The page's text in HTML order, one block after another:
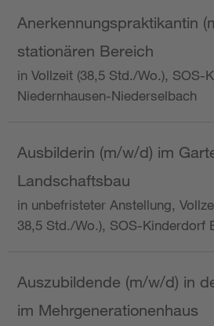
Anerkennungspraktikantin
stationären Bereich
in Vollzeit (38,5 Std./Wo.), SOS-
Niedernhausen-Niederselbach
Ausbilderin (m/w/d) im
Landschaftsbau
in unbefristeter Anstellung,
38,5 Std./Wo.), SOS-Kinderdorf
Auszubildende (m/w/d) in
im Mehrgenerationenhaus